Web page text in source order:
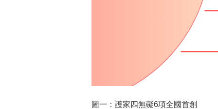
圖一：護家四無礙6項全國首創